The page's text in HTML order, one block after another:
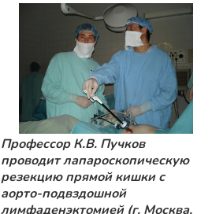
Профессор К.В. Пучков
проводит лапароскопическую
резекцию прямой кишки с
аорто-подвздошной
лимфаденэктомией (г. Москва,